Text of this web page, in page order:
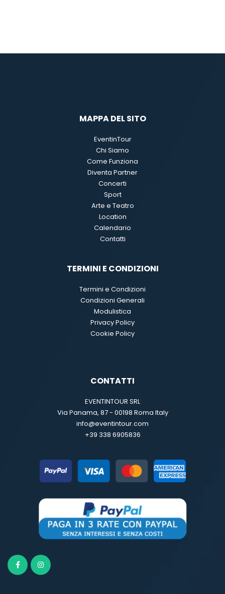
MAPPA DEL SITO
EventinTour
Chi Siamo
Come Funziona
Diventa Partner
Concerti
Sport
Arte e Teatro
Location
Calendario
Contatti
TERMINI E CONDIZIONI
Termini e Condizioni
Condizioni Generali
Modulistica
Privacy Policy
Cookie Policy
CONTATTI
EVENTINTOUR SRL
Via Panama, 87 - 00198 Roma Italy
info@eventintour.com
+39 338 6905836